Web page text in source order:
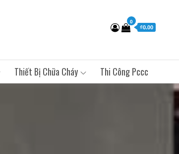
0
₫0.00
Thiết Bị Chữa Cháy Thi Công Pccc